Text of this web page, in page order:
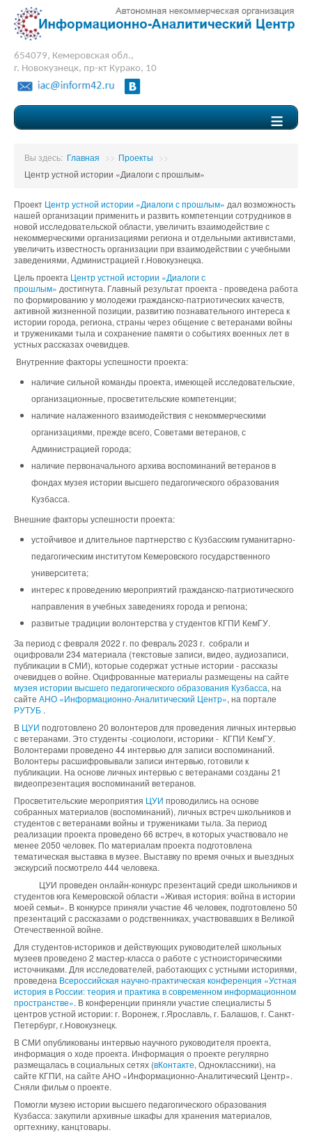
654079, Кемеровская обл.,
г. Новокузнецк, пр-кт Курако, 10
≡
Вы здесь: Главная >> Проекты
>>
Центр устной истории «Диалоги с прошлым»
Проект Центр устной истории «Диалоги с прошлым» дал возможность
нашей организации применить и развить компетенции сотрудников в
новой исследовательской области, увеличить взаимодействие с
некоммерческими организациями региона и отдельными активистами,
увеличить известность организации при взаимодействии с учебными
заведениями, Администрацией г.Новокузнецка.
Цель проекта Центр устной истории «Диалоги с
прошлым» достигнута. Главный результат проекта - проведена работа
по формированию у молодежи гражданско-патриотических качеств,
активной жизненной позиции, развитию познавательного интереса к
истории города, региона, страны через общение с ветеранами войны
и тружениками тыла и сохранение памяти о событиях военных лет в
устных рассказах очевидцев.
Внутренние факторы успешности проекта:
наличие сильной команды проекта, имеющей исследовательские,
организационные, просветительские компетенции;
наличие налаженного взаимодействия с некоммерческими
организациями, прежде всего, Советами ветеранов, с
Администрацией города;
наличие первоначального архива воспоминаний ветеранов в
фондах музея истории высшего педагогического образования
Кузбасса.
Внешние факторы успешности проекта:
устойчивое и длительное партнерство с Кузбасским гуманитарно-
педагогическим институтом Кемеровского государственного
университета;
интерес к проведению мероприятий гражданско-патриотического
направления в учебных заведениях города и региона;
развитые традиции волонтерства у студентов КГПИ КемГУ.
За период с февраля 2022 г. по февраль 2023 г. собрали и
оцифровали 234 материала (текстовые записи, видео, аудиозаписи,
публикации в СМИ), которые содержат устные истории - рассказы
очевидцев о войне. Оцифрованные материалы размещены на сайте
музея истории высшего педагогического образования Кузбасса, на
сайте АНО «Информационно-Аналитический Центр», на портале
РУТУБ .
В ЦУИ подготовлено 20 волонтеров для проведения личных интервью
с ветеранами. Это студенты -социологи, историки - КГПИ КемГУ.
Волонтерами проведено 44 интервью для записи воспоминаний.
Волонтеры расшифровывали записи интервью, готовили к
публикации. На основе личных интервью с ветеранами созданы 21
видеопрезентация воспоминаний ветеранов.
Просветительские мероприятия ЦУИ проводились на основе
собранных материалов (воспоминаний), личных встреч школьников и
студентов с ветеранами войны и тружениками тыла. За период
реализации проекта проведено 66 встреч, в которых участвовало не
менее 2050 человек. По материалам проекта подготовлена
тематическая выставка в музее. Выставку по время очных и выездных
экскурсий посмотрело 444 человека.
ЦУИ проведен онлайн-конкурс презентаций среди школьников и
студентов юга Кемеровской области «Живая история: война в истории
моей семьи». В конкурсе приняли участие 46 человек, подготовлено 50
презентаций с рассказами о родственниках, участвовавших в Великой
Отечественной войне.
Для студентов-историков и действующих руководителей школьных
музеев проведено 2 мастер-класса о работе с устноисторическими
источниками. Для исследователей, работающих с устными историями,
проведена Всероссийская научно-практическая конференция «Устная
история в России: теория и практика в современном информационном
пространстве». В конференции приняли участие специалисты 5
центров устной истории: г. Воронеж, г.Ярославль, г. Балашов, г. Санкт-
Петербург, г.Новокузнецк.
В СМИ опубликованы интервью научного руководителя проекта,
информация о ходе проекта. Информация о проекте регулярно
размещалась в социальных сетях (вКонтакте, Одноклассники), на
сайте КГПИ, на сайте АНО «Информационно-Аналитический Центр».
Сняли фильм о проекте.
Помогли музею истории высшего педагогического образования
Кузбасса: закупили архивные шкафы для хранения материалов,
оргтехнику, канцтовары.